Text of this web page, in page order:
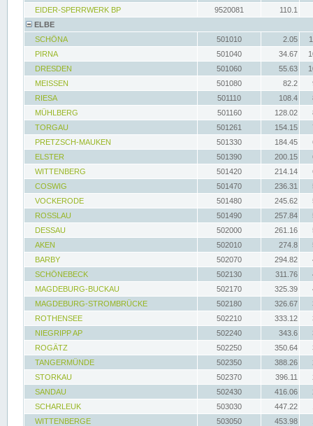
EIDER-SPERRWERK BP
9520081
110.1
ELBE
SCHÖNA
501010 2.05
PIRNA
501040 34.67
DRESDEN
501060 55.63
MEISSEN
501080 82.2
RIESA
501110 108.4
MÜHLBERG
501160 128.02
TORGAU
501261 154.15
PRETZSCH-MAUKEN
501330 184.45
ELSTER
501390 200.15
WITTENBERG
501420 214.14
COSWIG
501470 236.31
VOCKERODE
501480 245.62
ROSSLAU
501490 257.84
DESSAU
502000 261.16
AKEN
502010 274.8
BARBY
502070 294.82
SCHÖNEBECK
502130 311.76
MAGDEBURG-BUCKAU
502170 325.39
MAGDEBURG-STROMBRÜCKE
502180 326.67
ROTHENSEE
502210 333.12
NIEGRIPP AP
502240 343.6
ROGÄTZ
502250 350.64
TANGERMÜNDE
502350 388.26
STORKAU
502370 396.11
SANDAU
502430 416.06
SCHARLEUK
503030 447.22
WITTENBERGE
503050 453.98